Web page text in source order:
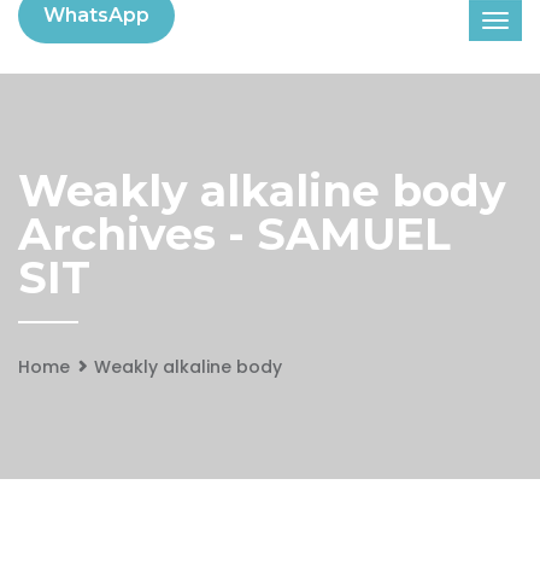
WhatsApp
Weakly alkaline body
Archives - SAMUEL
SIT
Home Weakly alkaline body